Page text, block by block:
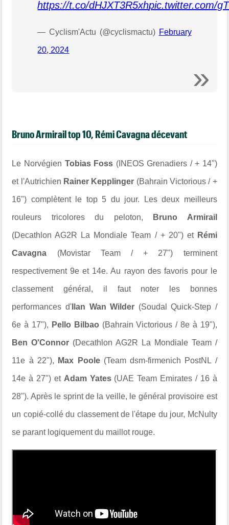
https://t.co/dHJXT3R5xhpic.twitter.com/
— Cyclism'Actu (@cyclismactu) February
20, 2024
Bruno Armirail top 10, Rémi Cavagna décevant
Le Norvégien Tobias Foss (INEOS Grenadiers / + 14")
et l'Autrichien Rainer Kepplinger (Bahrain Victorious / +
16") complètent le top 5 du jour. Les deux meilleurs
rouleurs tricolores du peloton, Bruno Armirail
(Decathlon AG2R La Mondiale Team / + 20") et Rémi
Cavagna (Movistar Team / + 27") terminent
respectivement 9e et 14e. Au rayon des favoris pour le
classement général, il faut noter les bonnes
performances d' Ilan Wan Wilder (Soudal Quick-Step /
6e à 17"), Pello Bilbao (Bahrain Victorious / 8e à 19"),
Ben O'Connor (Decathlon AG2R La Mondiale Team /
11e à 22"), Max Poole(Team dsm-firmenich PostNL /
14e à 27") et Adam Yates(UAE Team Emirates / 16 à
28"). Après le sprint de la veille, le général provisoire est
un copié-collé du classement de l'étape du jour, McNulty
se parant logiquement du maillot rouge.